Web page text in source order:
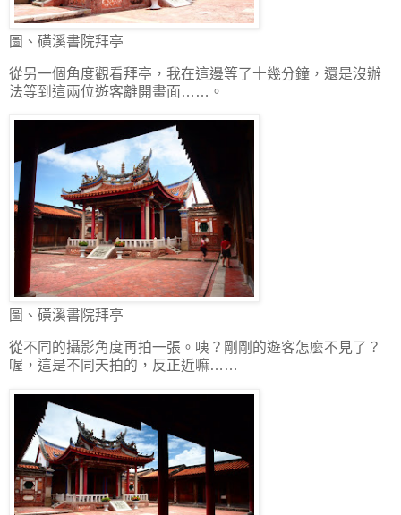
圖、磺溪書院拜亭
從另一個角度觀看拜亭，我在這邊等了十幾分鐘，還是沒辦
法等到這兩位遊客離開畫面……。
圖、磺溪書院拜亭
從不同的攝影角度再拍一張。咦？剛剛的遊客怎麼不見了？
喔，這是不同天拍的，反正近嘛……